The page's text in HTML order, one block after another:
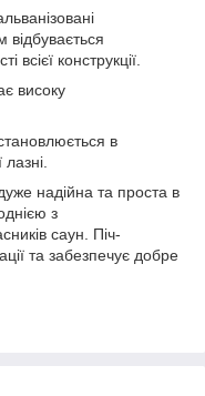
відбувається
всієї конструкції.
високу
в
надійна та проста в
з
саун. Піч-
та забезпечує добре